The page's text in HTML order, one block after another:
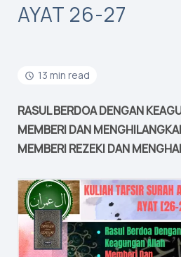
AYAT 26-27
13 min read
RASUL BERDOA DENGAN
MEMBERI DAN
MEMBERI REZEKI DAN